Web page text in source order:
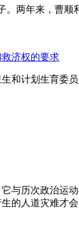
。两年来，曹
济权的要求
和计划生育委
与历次政治运
的人道灾难才会